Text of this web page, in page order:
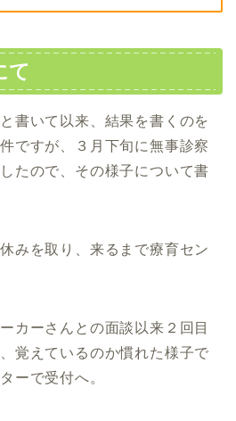
て
書いて以来、結果を書くのを
ですが、３月下旬に無事診察
たので、その様子について書
みを取り、来るまで療育セン
カーさんとの面談以来２回目
覚えているのか慣れた様子で
ーで受付へ。